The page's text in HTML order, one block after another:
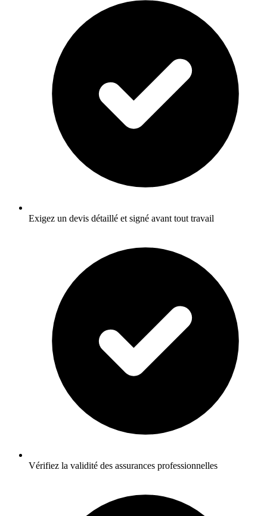
Exigez un devis détaillé et signé avant tout travail
Vérifiez la validité des assurances professionnelles